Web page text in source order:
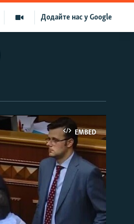
Додайте нас у Google
EMBED